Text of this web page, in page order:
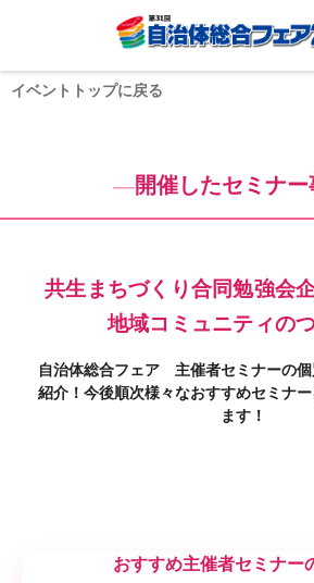
イベントトップに戻る
開催したセミナー
共生まちづくり合同勉強会
地域コミュニティの
自治体総合フェア 主催者セミナーの
紹介！今後順次様々なおすすめセミナ
ます！
おすすめ主催者セミナー